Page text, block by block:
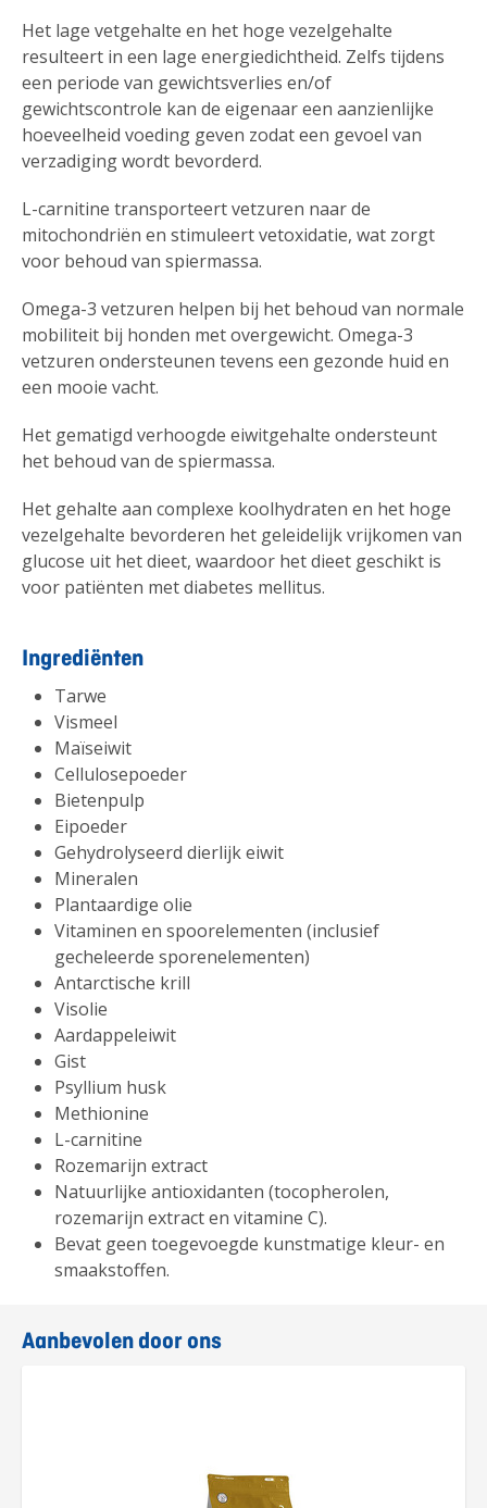
Het lage vetgehalte en het hoge vezelgehalte
resulteert in een lage energiedichtheid. Zelfs tijdens
een periode van gewichtsverlies en/of
gewichtscontrole kan de eigenaar een aanzienlijke
hoeveelheid voeding geven zodat een gevoel van
verzadiging wordt bevorderd.
L-carnitine transporteert vetzuren naar de
mitochondriën en stimuleert vetoxidatie, wat zorgt
voor behoud van spiermassa.
Omega-3 vetzuren helpen bij het behoud van normale
mobiliteit bij honden met overgewicht. Omega-3
vetzuren ondersteunen tevens een gezonde huid en
een mooie vacht.
Het gematigd verhoogde eiwitgehalte ondersteunt
het behoud van de spiermassa.
Het gehalte aan complexe koolhydraten en het hoge
vezelgehalte bevorderen het geleidelijk vrijkomen van
glucose uit het dieet, waardoor het dieet geschikt is
voor patiënten met diabetes mellitus.
Ingrediënten
Tarwe
Vismeel
Maïseiwit
Cellulosepoeder
Bietenpulp
Eipoeder
Gehydrolyseerd dierlijk eiwit
Mineralen
Plantaardige olie
Vitaminen en spoorelementen (inclusief
gecheleerde sporenelementen)
Antarctische krill
Visolie
Aardappeleiwit
Gist
Psyllium husk
Methionine
L-carnitine
Rozemarijn extract
Natuurlijke antioxidanten (tocopherolen,
rozemarijn extract en vitamine C).
Bevat geen toegevoegde kunstmatige kleur- en
smaakstoffen.
Aanbevolen door ons